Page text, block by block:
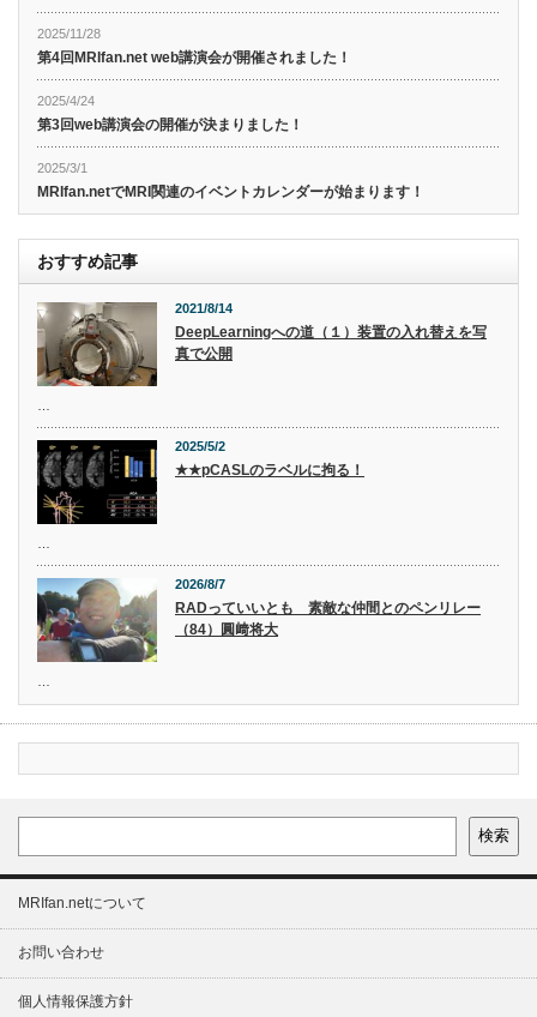
2025/11/28
第4回MRIfan.net web講演会が開催されました！
2025/4/24
第3回web講演会の開催が決まりました！
2025/3/1
MRIfan.netでMRI関連のイベントカレンダーが始まります！
おすすめ記事
2021/8/14
DeepLearningへの道（１）装置の入れ替えを写
真で公開
2025/5/2
★★pCASLのラベルに拘る！
2026/8/7
RADっていいとも 素敵な仲間とのペンリレー
（84）圓﨑将大
検索
MRIfan.netについて
お問い合わせ
個人情報保護方針